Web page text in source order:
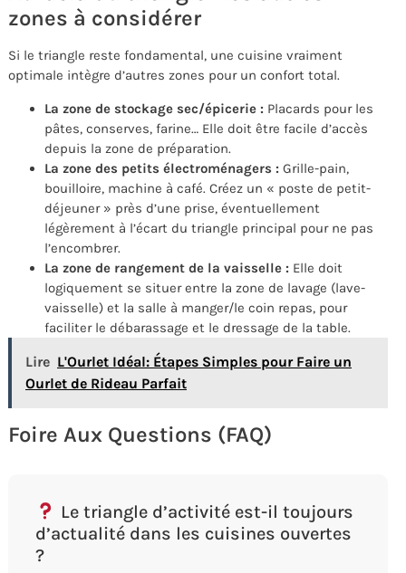
zones à considérer
Si le triangle reste fondamental, une cuisine vraiment
optimale intègre d’autres zones pour un confort total.
La zone de stockage sec/épicerie : Placards pour les
pâtes, conserves, farine… Elle doit être facile d’accès
depuis la zone de préparation.
La zone des petits électroménagers : Grille-pain,
bouilloire, machine à café. Créez un « poste de petit-
déjeuner » près d’une prise, éventuellement
légèrement à l’écart du triangle principal pour ne pas
l’encombrer.
La zone de rangement de la vaisselle : Elle doit
logiquement se situer entre la zone de lavage (lave-
vaisselle) et la salle à manger/le coin repas, pour
faciliter le débarassage et le dressage de la table.
Lire L'Ourlet Idéal: Étapes Simples pour Faire un
Ourlet de Rideau Parfait
Foire Aux Questions (FAQ)
Le triangle d’activité est-il toujours
d’actualité dans les cuisines ouvertes
?